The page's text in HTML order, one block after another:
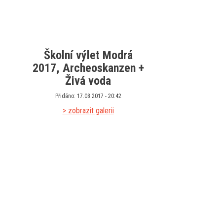
Školní výlet Modrá
2017, Archeoskanzen +
Živá voda
Přidáno: 17.08.2017 - 20:42
> zobrazit galerii